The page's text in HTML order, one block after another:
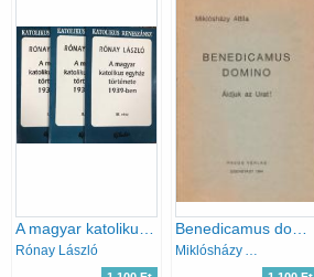
Rónay László Miklósházy Attila